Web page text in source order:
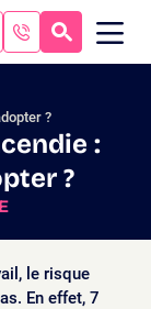
?
:
?
le risque
En effet, 7